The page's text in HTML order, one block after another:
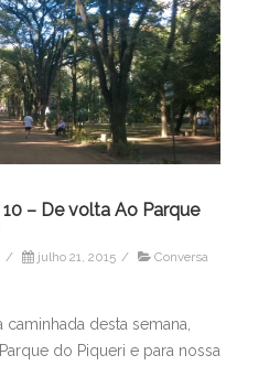
– De volta Ao Parque
/ julho 21, 2015 /
Conversa
caminhada desta semana,
do Piqueri e para nossa